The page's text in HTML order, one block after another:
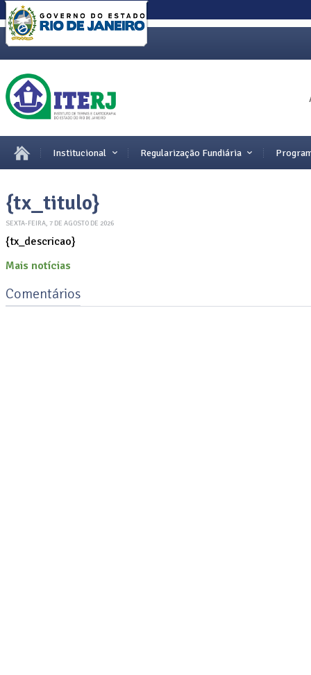
Institucional Regularização Fundiária
{tx_titulo}
SEXTA-FEIRA, 7 DE AGOSTO DE 2026
{tx_descricao}
Mais notícias
Comentários